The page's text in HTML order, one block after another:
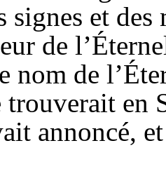
signes et
de
nom de
trouverait en
annoncé,